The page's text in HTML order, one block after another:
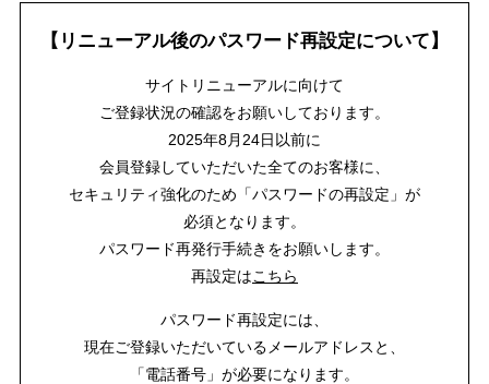
【リニューアル後のパスワード再設定について】
サイトリニューアルに向けて
ご登録状況の確認をお願いしております。
2025年8月24日以前に
会員登録していただいた全てのお客様に、
セキュリティ強化のため「パスワードの再設定」が
必須となります。
パスワード再発行手続きをお願いします。
再設定はこちら
パスワード再設定には、
現在ご登録いただいているメールアドレスと、
「電話番号」が必要になります。